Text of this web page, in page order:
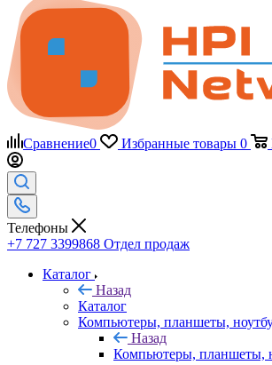
Сравнение0 Избранные товары 0
Телефоны
+7 727 3399868 Отдел продаж
Каталог
Назад
Каталог
Компьютеры, планшеты,
Назад
Компьютеры, планшеты,